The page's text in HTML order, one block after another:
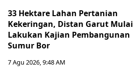
33 Hektare Lahan Pertanian
Kekeringan, Distan Garut Mulai
Lakukan Kajian Pembangunan
Sumur Bor
7 Agu 2026, 9:48 AM